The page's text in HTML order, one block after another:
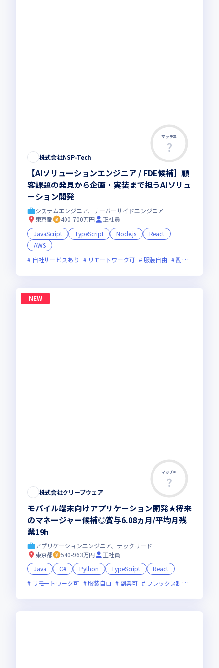
マッチ率
株式会社NSP-Tech
【AIソリューションエンジニア / FDE候補】顧
客課題の発見から企画・実装まで担うAIソリュ
ーション開発
システムエンジニア、サーバーサイドエンジニア
東京都
400-700万円
正社員
JavaScript
TypeScript Node.js
React
AWS
自社サービスあり
リモートワーク可 服装自由 副業可
NEW
マッチ率
株式会社クリーブウェア
モバイル端末向けアプリケーション開発★将来
のマネージャー候補◎賞与6.08ヵ月/平均月残
業19h
アプリケーションエンジニア、テックリード
東京都
540-963万円
正社員
Java
C# Python TypeScript
React
リモートワーク可
服装自由 副業可 フレックス制度あり